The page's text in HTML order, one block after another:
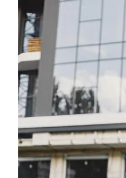
Tempat
Uji
Kompetensi
SKK
Konstruksi
Terpercaya
&